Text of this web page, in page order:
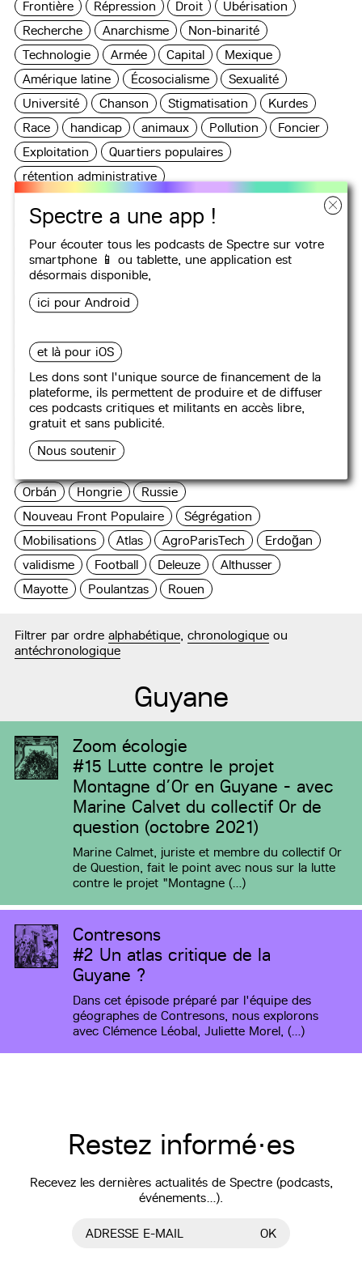
Spectre a une app !
Pour écouter tous les podcasts de Spectre sur votre
smartphone 📱 ou tablette, uneapplication est
désormais disponible,
ici pour Android
et là pour iOS
Les dons sont l'unique source de financement de la
plateforme, ils permettent de produire et de diffuser
ces podcasts critiques et militants en accès libre,
gratuit et sans publicité.
Nous soutenir
Frontière
Répression Droit
Ubérisation
Recherche
Anarchisme
Non-binarité
Technologie
Armée Capital
Mexique
Amérique latine
Écosocialisme
Sexualité
Université
Chanson Stigmatisation
Kurdes
Race
handicap animaux Pollution
Foncier
Exploitation
Quartiers populaires
rétention administrative
Chiapas
sionisme Laïcité Portugal
Françafrique
Cinquième République
Militantisme
Sport
Tactique Agrochimie
Parti
Chili Nazisme
Réformisme
Relocalisation
Italie
Turquie Socialisme
Salvador Allende
Langage
Trump
Jeux Olympiques
désobéissance civile
Pyrénées
Université Ouverte
Contretemps
Guyane
Orbán
Hongrie
Russie
Nouveau Front Populaire
Ségrégation
Mobilisations
Atlas AgroParisTech
Erdoğan
validisme
Football Deleuze
Althusser
Mayotte
Poulantzas Rouen
Filtrer par ordrealphabétique,chronologique ou
antéchronologique
Guyane
Zoom écologie
#15 Lutte contre le projet
Montagne d’Or en Guyane - avec
Marine Calvet du collectif Or de
question (octobre 2021)
Marine Calmet, juriste et membre du collectif Or
de Question, fait le point avec nous sur la lutte
contre le projet "Montagne (…)
Contresons
#2 Un atlas critique de la
Guyane ?
Dans cet épisode préparé par l'équipe des
géographes de Contresons, nous explorons
avec Clémence Léobal, Juliette Morel, (…)
Restez informé·es
Recevez les dernières actualités de Spectre (podcasts,
événements…).
ADRESSE E-MAIL OK